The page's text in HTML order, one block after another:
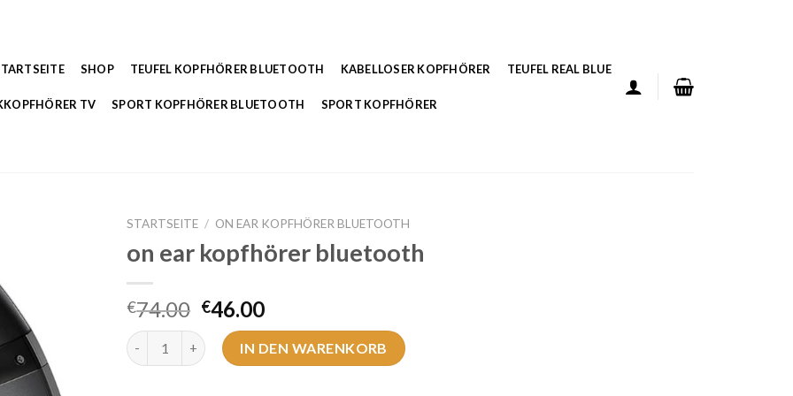
SHOP TEUFEL KOPFHÖRER BLUETOOTH KABELLOSER KOPFHÖRER TEUFEL REAL BLUE
TV SPORT KOPFHÖRER BLUETOOTH SPORT KOPFHÖRER
STARTSEITE / ON EAR KOPFHÖRER BLUETOOTH
on ear kopfhörer bluetooth
€74.00 €46.00
on ear kopfhörer bluetooth Menge
IN DEN WARENKORB